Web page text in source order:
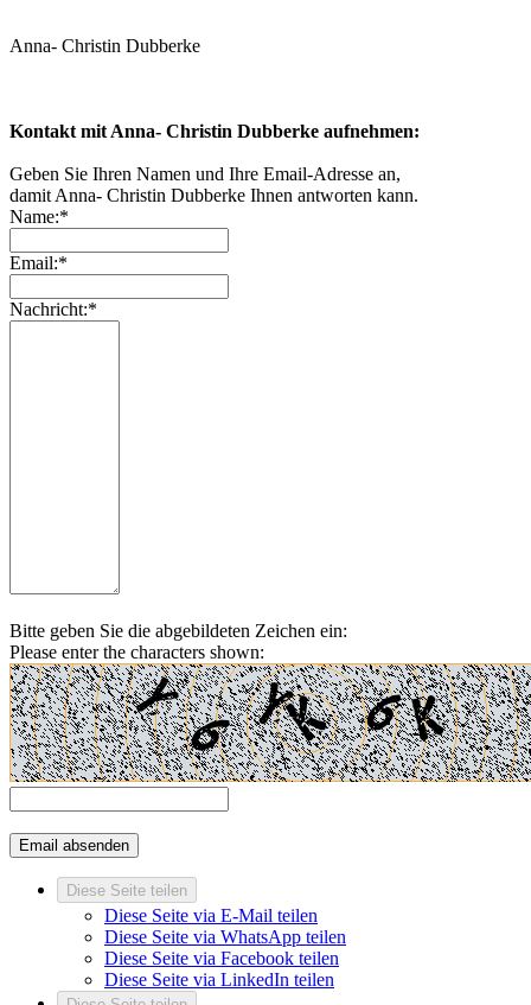
Anna- Christin Dubberke
Kontakt mit Anna- Christin Dubberke aufnehmen:
Geben Sie Ihren Namen und Ihre Email-Adresse an,
damit Anna- Christin Dubberke Ihnen antworten kann.
Name:*
Email:*
Nachricht:*
Bitte geben Sie die abgebildeten Zeichen ein:
Please enter the characters shown:
Diese Seite teilen
Diese Seite via E-Mail teilen
Diese Seite via WhatsApp teilen
Diese Seite via Facebook teilen
Diese Seite via LinkedIn teilen